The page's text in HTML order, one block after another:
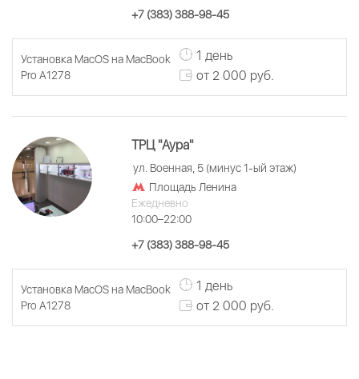
+7 (383) 388-98-45
Установка MacOS на MacBook
Pro A1278
1 день
от 2 000 руб.
ТРЦ "Аура"
ул. Военная, 5 (минус 1-ый этаж)
Площадь Ленина
Ежедневно
10:00–22:00
+7 (383) 388-98-45
Установка MacOS на MacBook
Pro A1278
1 день
от 2 000 руб.